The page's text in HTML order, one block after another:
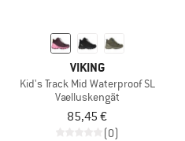
VIKING
Kid's Track Mid Waterproof SL
Vaelluskengät
85,45 €
(0)